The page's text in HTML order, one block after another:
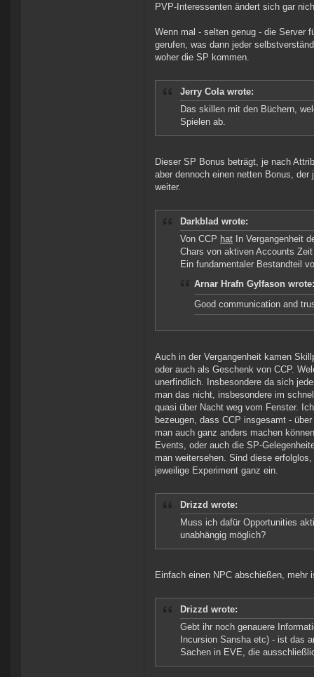
PVP-Interessenten ändert sich gar
Wenn mal - selten genug - die Server
gerufen, was dann jeder
woher die SP kommen.
Jerry Cola wrote:
Das skillen mit den Büchern,
Spielen ab.
Dieser SP Bonus beträgt, je nach
aber dennoch einen netten Bonus,
weiter.
Darkblad wrote:
Von CCP hat In Vergangenheit
Chars von aktiven Accounts
Ein fundamentaler Bestandteil
Arnar Hrafn Gylfason wrote:
Good communication and
Auch in der Vergangenheit kamen
oder auch als Geschenk von CCP.
unerfindlich. Insbesondere da sich
man das nicht, insbesondere im
quasi über Nacht weg vom Fenster.
bezeugen, dass CCP insgesamt -
man auch ganz anders machen
Events, oder auch die SP-
man weitersehen. Sind diese
jeweilige Experiment ganz ein.
Drizzd wrote:
Muss ich dafür Opportunities
unabhängig möglich?
Einfach einen NPC abschießen, mehr
Drizzd wrote:
Gebt ihr noch genauere
Incursion Sansha etc) - ist das
Sachen in EVE, die